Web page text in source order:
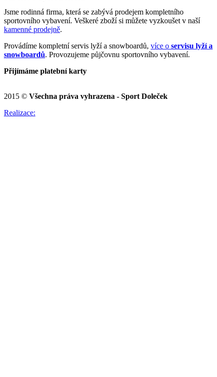
Jsme rodinná firma, která se zabývá prodejem kompletního
sportovního vybavení. Veškeré zboží si můžete vyzkoušet v naší
kamenné prodejně.
Provádíme kompletní servis lyží a snowboardů, více o servisu lyží a
snowboardů. Provozujeme půjčovnu sportovního vybavení.
Přijímáme platební karty
2015 © Všechna práva vyhrazena - Sport Doleček
Realizace: